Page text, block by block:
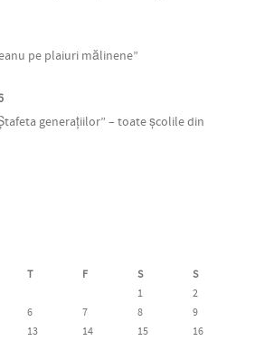
pe plaiuri mălinene”
generațiilor” – toate școlile din
T F S
S
1
2
6 7 8
9
13 14 15
16